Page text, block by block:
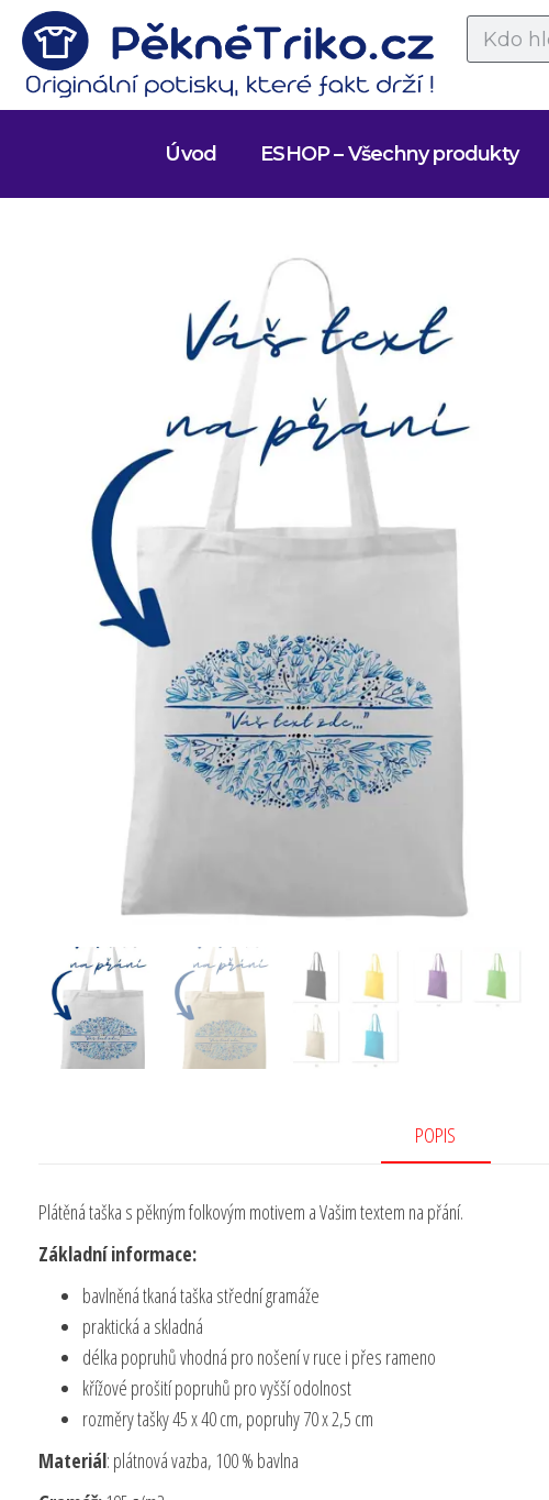
Úvod ESHOP – Všechny produkty
POPIS
Plátěná taška s pěkným folkovým motivem a Vašim textem na přání.
Základní informace:
bavlněná tkaná taška střední gramáže
praktická a skladná
délka popruhů vhodná pro nošení v ruce i přes rameno
křížové prošití popruhů pro vyšší odolnost
rozměry tašky 45 x 40 cm, popruhy 70 x 2,5 cm
Materiál: plátnová vazba, 100 % bavlna